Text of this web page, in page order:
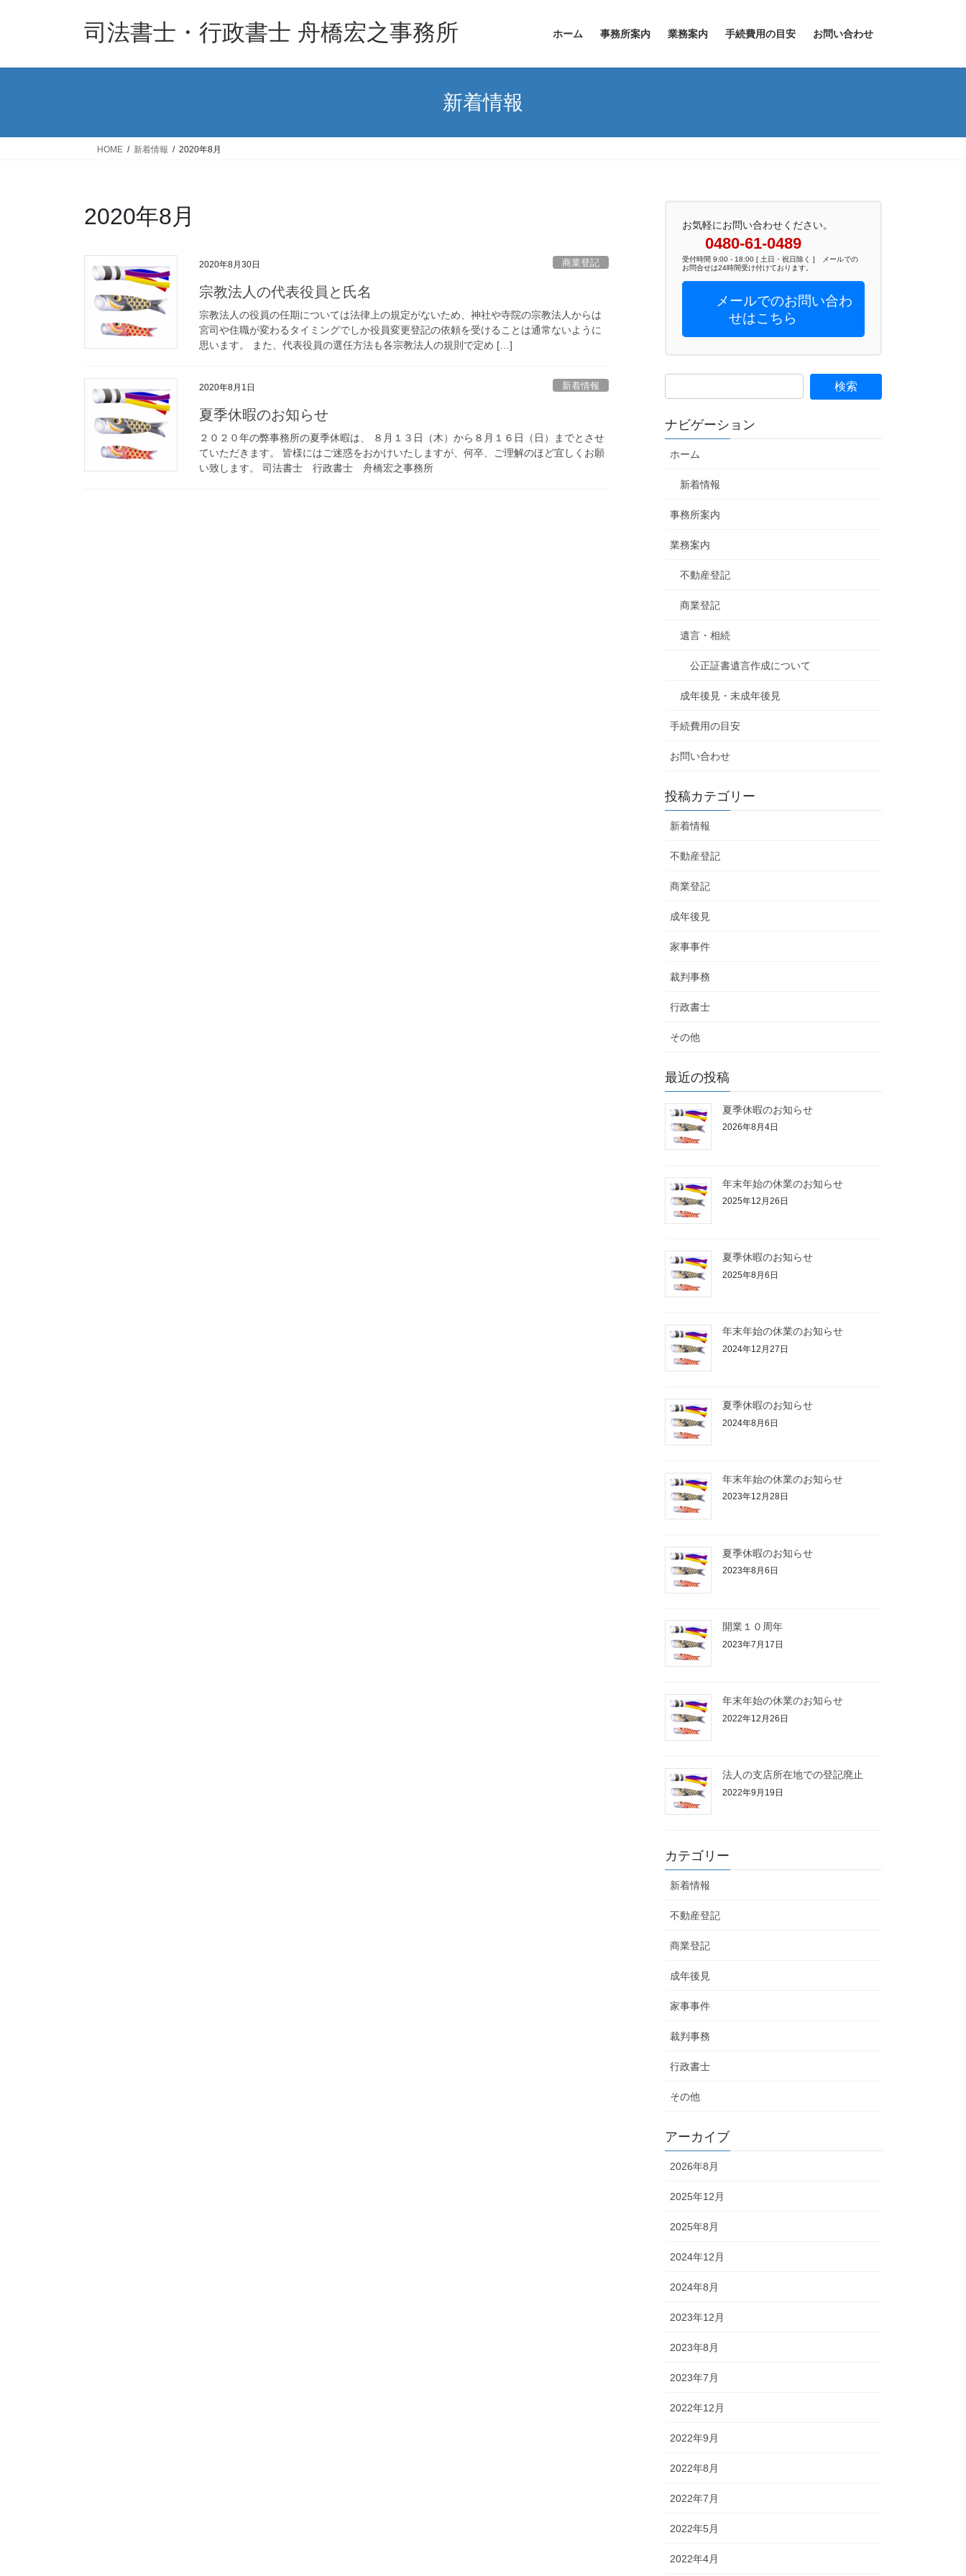
司法書士・行政書士 舟橋宏之事務所 ホーム 事務所案内 業務案内 手続費用の目安 お問い合わせ
新着情報
HOME 新着情報 2020年8月
2020年8月
2020年8月30日 商業登記
宗教法人の代表役員と氏名
宗教法人の役員の任期については法律上の規定がないため、神社や寺院の宗教法人からは
宮司や住職が変わるタイミングでしか役員変更登記の依頼を受けることは通常ないように
思います。 また、代表役員の選任方法も各宗教法人の規則で定め […]
2020年8月1日 新着情報
夏季休暇のお知らせ
２０２０年の弊事務所の夏季休暇は、 ８月１３日（木）から８月１６日（日）までとさせ
ていただきます。 皆様にはご迷惑をおかけいたしますが、何卒、ご理解のほど宜しくお願
い致します。 司法書士 行政書士 舟橋宏之事務所
お気軽にお問い合わせください。
0480-61-0489
受付時間 9:00 - 18:00 [ 土日・祝日除く ] メールでの
お問合せは24時間受け付けております。
メールでのお問い合わ
せはこちら
ナビゲーション
ホーム
新着情報
事務所案内
業務案内
不動産登記
商業登記
遺言・相続
公正証書遺言作成について
成年後見・未成年後見
手続費用の目安
お問い合わせ
投稿カテゴリー
新着情報
不動産登記
商業登記
成年後見
家事事件
裁判事務
行政書士
その他
最近の投稿
夏季休暇のお知らせ
2026年8月4日
年末年始の休業のお知らせ
2025年12月26日
夏季休暇のお知らせ
2025年8月6日
年末年始の休業のお知らせ
2024年12月27日
夏季休暇のお知らせ
2024年8月6日
年末年始の休業のお知らせ
2023年12月28日
夏季休暇のお知らせ
2023年8月6日
開業１０周年
2023年7月17日
年末年始の休業のお知らせ
2022年12月26日
法人の支店所在地での登記廃止
2022年9月19日
カテゴリー
新着情報
不動産登記
商業登記
成年後見
家事事件
裁判事務
行政書士
その他
アーカイブ
2026年8月
2025年12月
2025年8月
2024年12月
2024年8月
2023年12月
2023年8月
2023年7月
2022年12月
2022年9月
2022年8月
2022年7月
2022年5月
2022年4月